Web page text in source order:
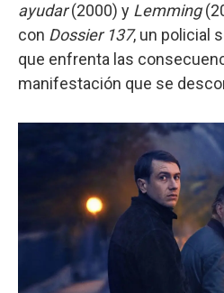
ayudar(2000) y Lemming
con Dossier 137, un policial
que enfrenta las
manifestación que se